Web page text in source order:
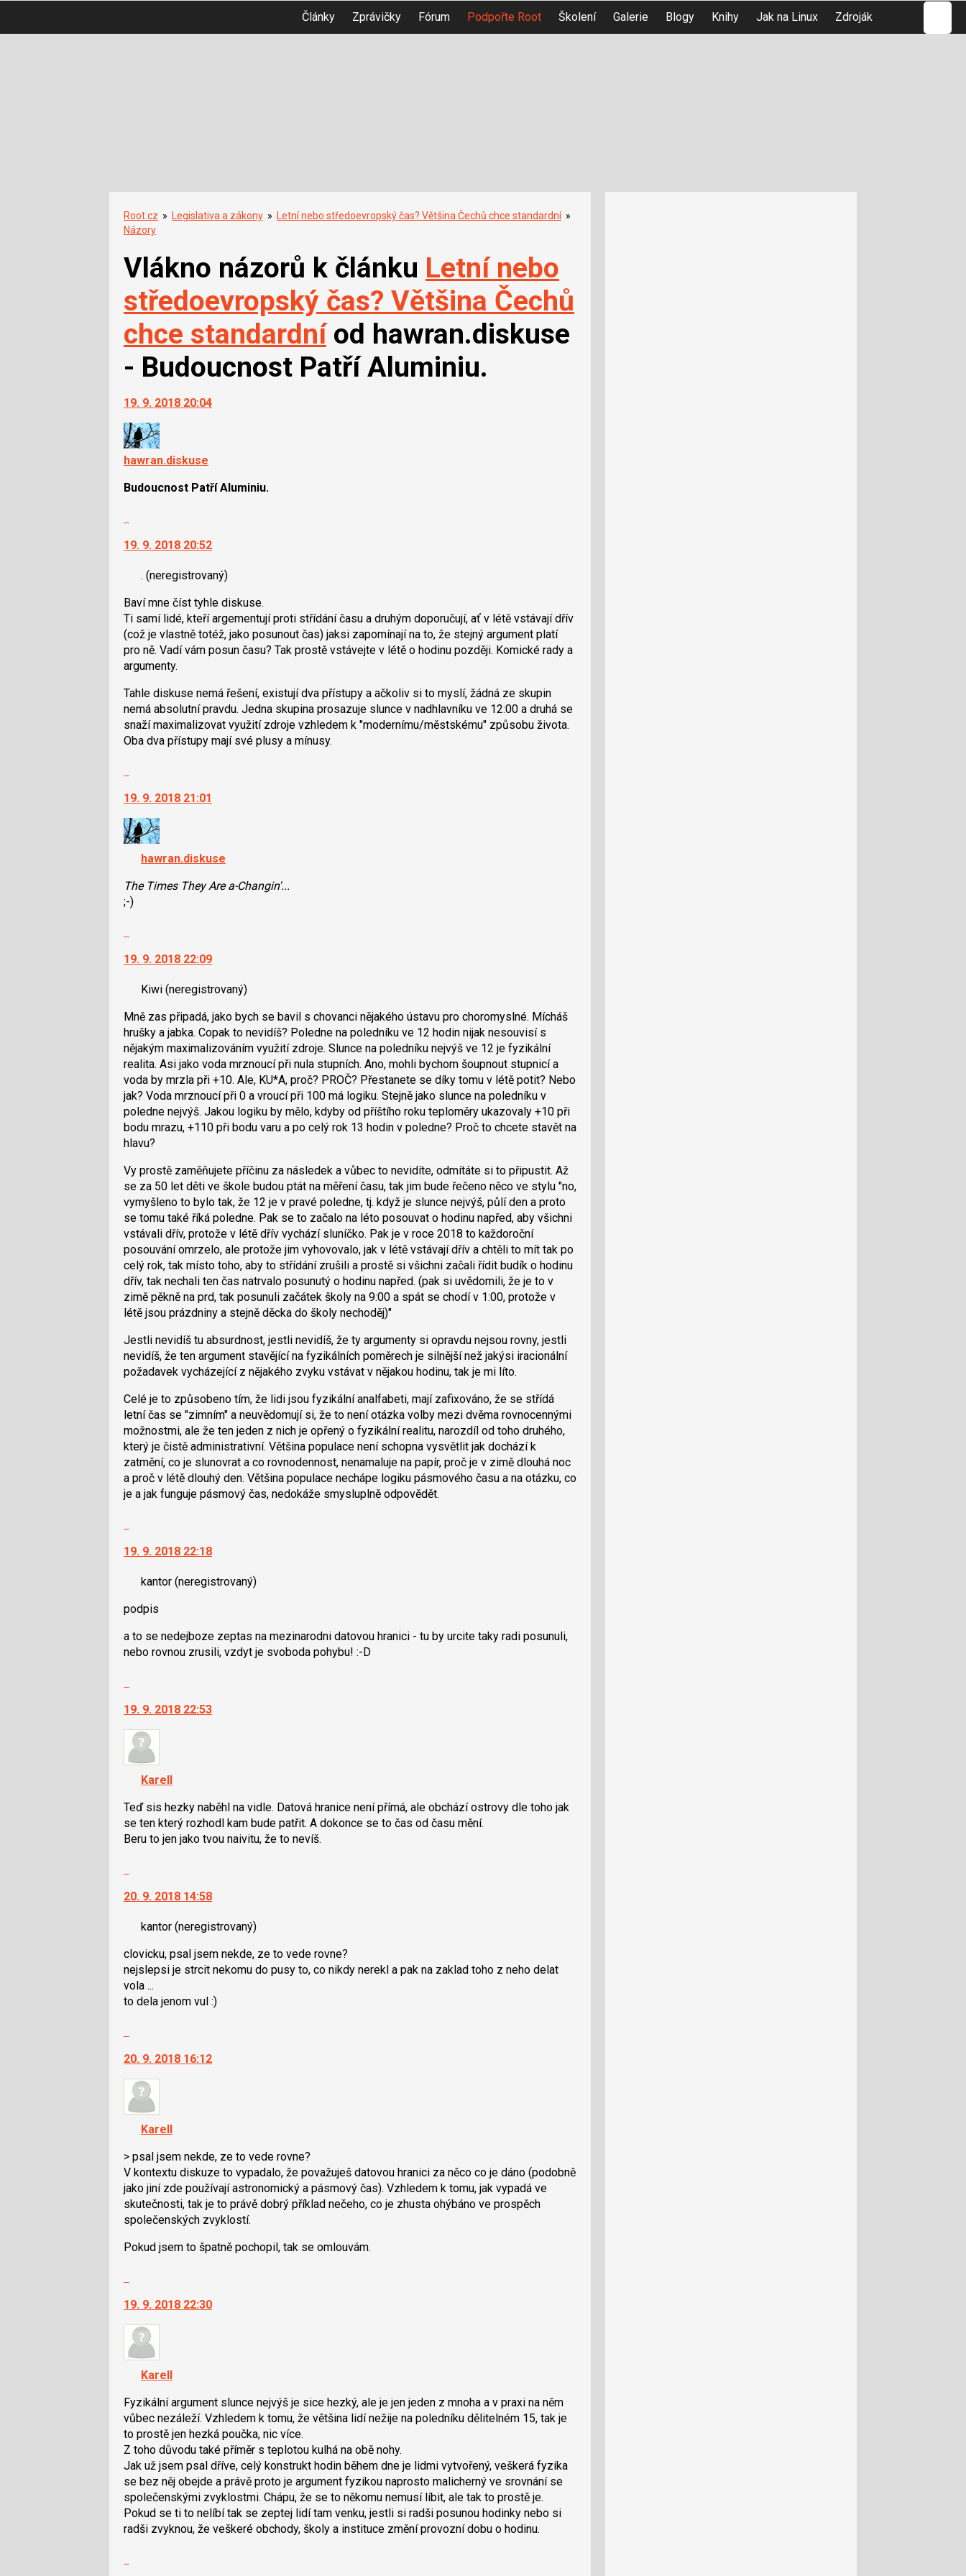
Články Zprávičky Fórum Podpořte Root Školení Galerie Blogy Knihy Jak na Linux Zdroják
Root.cz » Legislativa a zákony » Letní nebo středoevropský čas? Většina Čechů chce standardní »
Názory
Vlákno názorů k článku Letní nebo
středoevropský čas? Většina Čechů
chce standardníod hawran.diskuse
- Budoucnost Patří Aluminiu.
19. 9. 2018 20:04
hawran.diskuse
Budoucnost Patří Aluminiu.
další
názor.
navigaci
lze
použít
i
klávesy
N
pro
následující
a
nový
názor
19. 9. 2018 20:52
. (neregistrovaný)
Baví mne číst tyhle diskuse.
Ti samí lidé, kteří argementují proti střídání času a druhým doporučují, ať v létě vstávají dřív
(což je vlastně totéž, jako posunout čas) jaksi zapomínají na to, že stejný argument platí
pro ně. Vadí vám posun času? Tak prostě vstávejte v létě o hodinu později. Komické rady a
argumenty.
Tahle diskuse nemá řešení, existují dva přístupy a ačkoliv si to myslí, žádná ze skupin
nemá absolutní pravdu. Jedna skupina prosazuje slunce v nadhlavníku ve 12:00 a druhá se
snaží maximalizovat využití zdroje vzhledem k "modernímu/měs­tskému" způsobu života.
Oba dva přístupy mají své plusy a mínusy.
další
nový
názor.
K
navigaci
lze
použít
pro
a
pro
předchozí
nový
názor
19. 9. 2018 21:01
hawran.diskuse
The Times They Are a-Changin'...
;-)
další
názor.
navigaci
lze
použít
i
klávesy
N
pro
následující
a
P
pro
předchozí
nový
názor
19. 9. 2018 22:09
Kiwi (neregistrovaný)
Mně zas připadá, jako bych se bavil s chovanci nějakého ústavu pro choromyslné. Mícháš
hrušky a jabka. Copak to nevidíš? Poledne na poledníku ve 12 hodin nijak nesouvisí s
nějakým maximalizováním využití zdroje. Slunce na poledníku nejvýš ve 12 je fyzikální
realita. Asi jako voda mrznoucí při nula stupních. Ano, mohli bychom šoupnout stupnicí a
voda by mrzla při +10. Ale, KU*A, proč? PROČ? Přestanete se díky tomu v létě potit? Nebo
jak? Voda mrznoucí při 0 a vroucí při 100 má logiku. Stejně jako slunce na poledníku v
poledne nejvýš. Jakou logiku by mělo, kdyby od příštího roku teploměry ukazovaly +10 při
bodu mrazu, +110 při bodu varu a po celý rok 13 hodin v poledne? Proč to chcete stavět na
hlavu?
Vy prostě zaměňujete příčinu za následek a vůbec to nevidíte, odmítáte si to připustit. Až
se za 50 let děti ve škole budou ptát na měření času, tak jim bude řečeno něco ve stylu "no,
vymyšleno to bylo tak, že 12 je v pravé poledne, tj. když je slunce nejvýš, půlí den a proto
se tomu také říká poledne. Pak se to začalo na léto posouvat o hodinu napřed, aby všichni
vstávali dřív, protože v létě dřív vychází sluníčko. Pak je v roce 2018 to každoroční
posouvání omrzelo, ale protože jim vyhovovalo, jak v létě vstávají dřív a chtěli to mít tak po
celý rok, tak místo toho, aby to střídání zrušili a prostě si všichni začali řídit budík o hodinu
dřív, tak nechali ten čas natrvalo posunutý o hodinu napřed. (pak si uvědomili, že je to v
zimě pěkně na prd, tak posunuli začátek školy na 9:00 a spát se chodí v 1:00, protože v
létě jsou prázdniny a stejně děcka do školy nechoděj)"
Jestli nevidíš tu absurdnost, jestli nevidíš, že ty argumenty si opravdu nejsou rovny, jestli
nevidíš, že ten argument stavějící na fyzikálních poměrech je silnější než jakýsi iracionální
požadavek vycházející z nějakého zvyku vstávat v nějakou hodinu, tak je mi líto.
Celé je to způsobeno tím, že lidi jsou fyzikální analfabeti, mají zafixováno, že se střídá
letní čas se "zimním" a neuvědomují si, že to není otázka volby mezi dvěma rovnocennými
možnostmi, ale že ten jeden z nich je opřený o fyzikální realitu, narozdíl od toho druhého,
který je čistě administrativní. Většina populace není schopna vysvětlit jak dochází k
zatmění, co je slunovrat a co rovnodennost, nenamaluje na papír, proč je v zimě dlouhá noc
a proč v létě dlouhý den. Většina populace nechápe logiku pásmového času a na otázku, co
je a jak funguje pásmový čas, nedokáže smysluplně odpovědět.
další
názor.
navigaci
lze
použít
pro
následující
a
pro
předchozí
nový
názor
19. 9. 2018 22:18
kantor (neregistrovaný)
podpis
a to se nedejboze zeptas na mezinarodni datovou hranici - tu by urcite taky radi posunuli,
nebo rovnou zrusili, vzdyt je svoboda pohybu! :-D
další
nový
názor.
navigaci
lze
použít
i
klávesy
a
pro
předchozí
nový
názor
19. 9. 2018 22:53
KarelI
Teď sis hezky naběhl na vidle. Datová hranice není přímá, ale obchází ostrovy dle toho jak
se ten který rozhodl kam bude patřit. A dokonce se to čas od času mění.
Beru to jen jako tvou naivitu, že to nevíš.
další
názor.
navigaci
lze
použít
i
pro
a
P
pro
předchozí
nový
názor
20. 9. 2018 14:58
kantor (neregistrovaný)
clovicku, psal jsem nekde, ze to vede rovne?
nejslepsi je strcit nekomu do pusy to, co nikdy nerekl a pak na zaklad toho z neho delat
vola ...
to dela jenom vul :)
další
nový
názor.
navigaci
lze
použít
i
klávesy
N
pro
a
předchozí
nový
názor
20. 9. 2018 16:12
KarelI
> psal jsem nekde, ze to vede rovne?
V kontextu diskuze to vypadalo, že považuješ datovou hranici za něco co je dáno (podobně
jako jiní zde používají astronomický a pásmový čas). Vzhledem k tomu, jak vypadá ve
skutečnosti, tak je to právě dobrý příklad nečeho, co je zhusta ohýbáno ve prospěch
společenských zvyklostí.
Pokud jsem to špatně pochopil, tak se omlouvám.
další
nový
názor.
navigaci
lze
použít
i
klávesy
N
pro
následující
a
P
pro
19. 9. 2018 22:30
KarelI
Fyzikální argument slunce nejvýš je sice hezký, ale je jen jeden z mnoha a v praxi na něm
vůbec nezáleží. Vzhledem k tomu, že většina lidí nežije na poledníku dělitelném 15, tak je
to prostě jen hezká poučka, nic více.
Z toho důvodu také příměr s teplotou kulhá na obě nohy.
Jak už jsem psal dříve, celý konstrukt hodin během dne je lidmi vytvořený, veškerá fyzika
se bez něj obejde a právě proto je argument fyzikou naprosto malicherný ve srovnání se
společenskými zvyklostmi. Chápu, že se to někomu nemusí líbit, ale tak to prostě je.
Pokud se ti to nelíbí tak se zeptej lidí tam venku, jestli si radši posunou hodinky nebo si
radši zvyknou, že veškeré obchody, školy a instituce změní provozní dobu o hodinu.